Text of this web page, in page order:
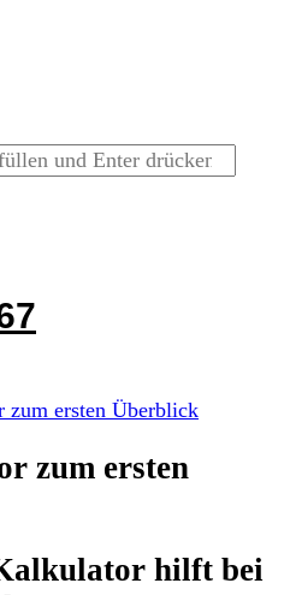
ersten Überblick
zum ersten
hilft bei